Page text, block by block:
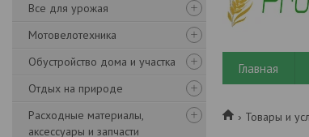
Все для урожая
Мотовелотехника
Обустройство дома и участка
Отдых на природе
Расходные материалы,
аксессуары и запчасти
Главная
Товары и